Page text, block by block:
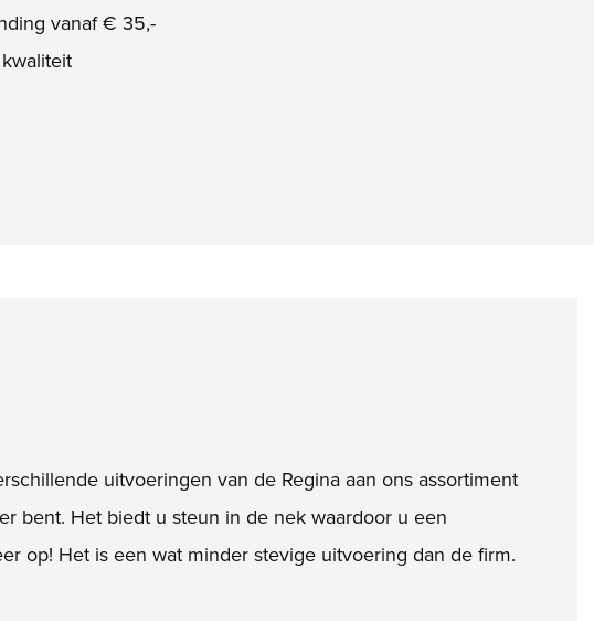
vanaf € 35,-
uitvoeringen van de Regina aan ons assortiment
bent. Het biedt u steun in de nek waardoor u een
op! Het is een wat minder stevige uitvoering dan de firm.